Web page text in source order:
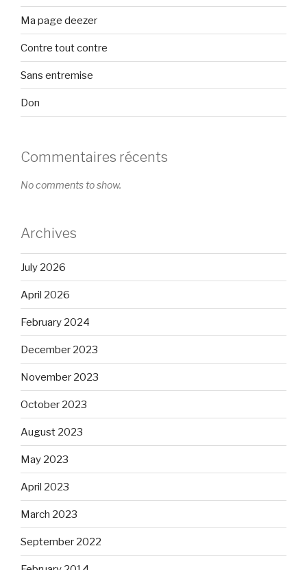
Ma page deezer
Contre tout contre
Sans entremise
Don
Commentaires récents
No comments to show.
Archives
July 2026
April 2026
February 2024
December 2023
November 2023
October 2023
August 2023
May 2023
April 2023
March 2023
September 2022